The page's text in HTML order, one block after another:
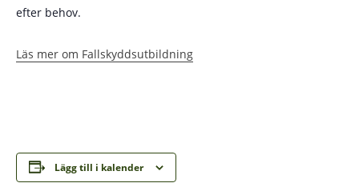
efter behov.
Läs mer om Fallskyddsutbildning
Lägg till i kalender